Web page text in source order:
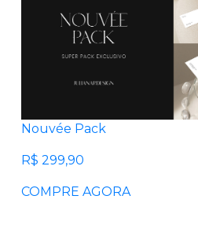
Nouvée Pack
R$ 299,90
COMPRE AGORA